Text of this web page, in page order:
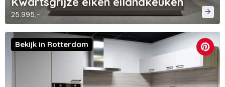
25.995,-
Bekijk in Rotterdam